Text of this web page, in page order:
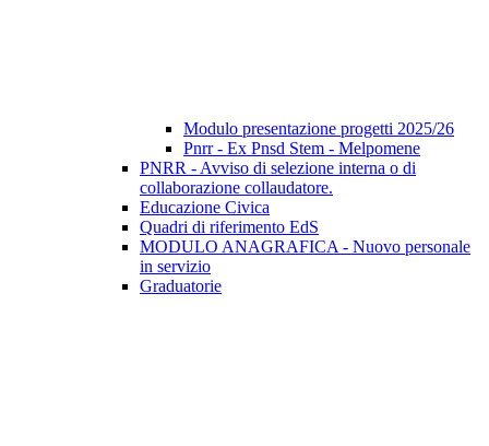
Modulo presentazione progetti 2025/26
Pnrr - Ex Pnsd Stem - Melpomene
PNRR - Avviso di selezione interna o di
collaborazione collaudatore.
Educazione Civica
Quadri di riferimento EdS
MODULO ANAGRAFICA - Nuovo personale
in servizio
Graduatorie